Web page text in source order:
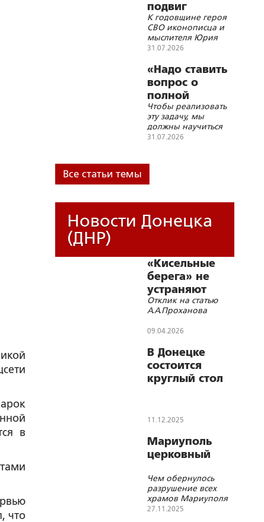
в
что
подвиг
К годовщине героя
СВО иконописца и
мыслителя Юрия
Земцова
31.07.2026
«Надо ставить
вопрос о
полной
блокаде
Украины»
Чтобы реализовать
эту задачу, мы
должны научиться
бить дронами по
расстоянии, а по
целям можно
31.07.2026
Все статьи темы
Новости Донецка
(ДНР)
«Кисельные
берега» не
устраняют
реальных
проблем...
Отклик на статью
А.А.Проханова
09.04.2026
В Донецке
состоится
круглый стол
цивилизационная
11.12.2025
Мариуполь
церковный
Чем обернулось
разрушение всех
храмов Мариуполя
27.11.2025